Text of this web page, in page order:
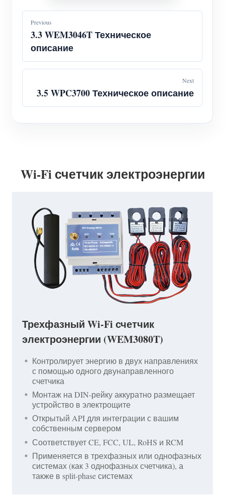
Previous
3.3 WEM3046T Техническое
описание
Next
3.5 WPC3700 Техническое описание
Wi-Fi счетчик электроэнергии
Трехфазный Wi-Fi счетчик
электроэнергии (WEM3080T)
Контролирует энергию в двух направлениях
с помощью одного двунаправленного
счетчика
Монтаж на DIN-рейку аккуратно размещает
устройство в электрощите
Открытый API для интеграции с вашим
собственным сервером
Соответствует CE, FCC, UL, RoHS и RCM
Применяется в трехфазных или однофазных
системах (как 3 однофазных счетчика), а
также в split-phase системах